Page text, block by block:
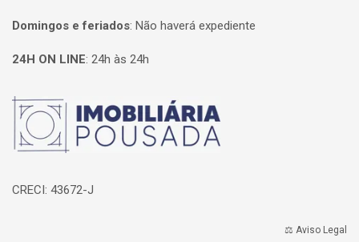
Domingos e feriados: Não haverá expediente
24H ON LINE: 24h às 24h
Página inicial
CRECI: 43672-J
⚖️ Aviso Legal